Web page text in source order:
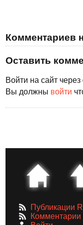
Комментариев
Оставить
Войти на сайт через
Вы должны войти
Публикации
Комментарии